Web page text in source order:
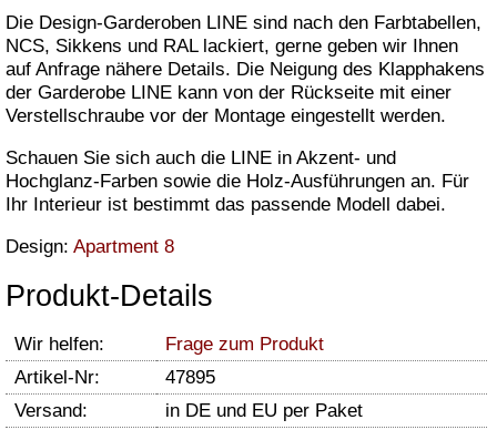
Die Design-Garderoben LINE sind nach den Farbtabellen,
NCS, Sikkens und RAL lackiert, gerne geben wir Ihnen
auf Anfrage nähere Details. Die Neigung des Klapphakens
der Garderobe LINE kann von der Rückseite mit einer
Verstellschraube vor der Montage eingestellt werden.
Schauen Sie sich auch die LINE in Akzent- und
Hochglanz-Farben sowie die Holz-Ausführungen an. Für
Ihr Interieur ist bestimmt das passende Modell dabei.
Design: Apartment 8
Produkt-Details
Wir helfen:
Frage zum Produkt
Artikel-Nr:
47895
Versand:
in DE und EU per Paket